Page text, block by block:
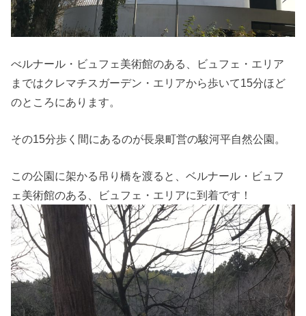
べルナール・ビュフェ美術館のある、ビュフェ・エリア
まではクレマチスガーデン・エリアから歩いて15分ほど
のところにあります。
その15分歩く間にあるのが長泉町営の駿河平自然公園。
この公園に架かる吊り橋を渡ると、ベルナール・ビュフ
ェ美術館のある、ビュフェ・エリアに到着です！